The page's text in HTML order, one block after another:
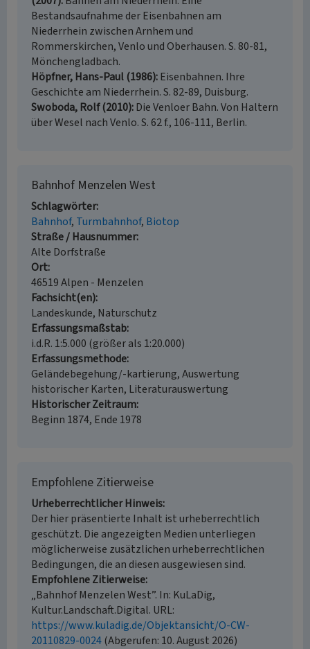
Bestandsaufnahme der Eisenbahnen am
Niederrhein zwischen Arnhem und
Rommerskirchen, Venlo und Oberhausen. S. 80-81,
Mönchengladbach.
Höpfner, Hans-Paul (1986) Eisenbahnen. Ihre
Geschichte am Niederrhein. S. 82-89, Duisburg.
Swoboda, Rolf (2010) Die Venloer Bahn. Von Haltern
über Wesel nach Venlo. S. 62 f., 106-111, Berlin.
Bahnhof Menzelen West
Schlagwörter
Bahnhof Turmbahnhof Biotop
Straße / Hausnummer
Alte Dorfstraße
Ort
46519 Alpen - Menzelen
Fachsicht(en)
Landeskunde, Naturschutz
Erfassungsmaßstab
i.d.R. 1:5.000 (größer als 1:20.000)
Erfassungsmethode
Geländebegehung/-kartierung, Auswertung
historischer Karten, Literaturauswertung
Historischer Zeitraum
Beginn 1874, Ende 1978
Empfohlene Zitierweise
Urheberrechtlicher Hinweis
Der hier präsentierte Inhalt ist urheberrechtlich
geschützt. Die angezeigten Medien unterliegen
möglicherweise zusätzlichen urheberrechtlichen
Bedingungen, die an diesen ausgewiesen sind.
Empfohlene Zitierweise
„Bahnhof Menzelen West”. In: KuLaDig,
Kultur.Landschaft.Digital. URL:
https://www.kuladig.de/Objektansicht/O-CW-
20110829-0024(Abgerufen: 10. August 2026)